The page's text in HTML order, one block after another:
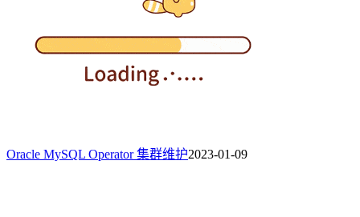
Oracle MySQL Operator 集群维护2023-01-09